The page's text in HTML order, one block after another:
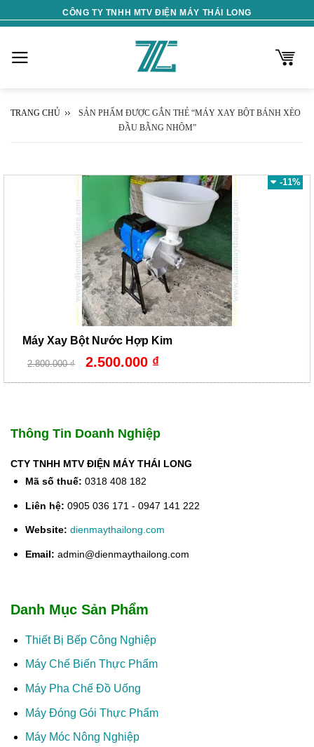
to
CÔNG TY TNHH MTV ĐIỆN MÁY THÁI LONG
TRANG CHỦ
SẢN PHẨM ĐƯỢC GẮN THẺ “MÁY XAY BỘT BÁNH XÈO
ĐẦU BẰNG NHÔM”
-11%
Máy Xay Bột Nước Hợp Kim
2.800.000₫
Giá
gốc
2.800.000 ₫.
2.500.000 ₫Giá
hiện
là:
Thông Tin Doanh Nghiệp
CTY TNHH MTV ĐIỆN MÁY THÁI LONG
Mã số thuế: 0318 408 182
Liên hệ: 0905 036 171 - 0947 141 222
Website: dienmaythailong.com
Email: admin@dienmaythailong.com
Danh Mục Sản Phẩm
Thiết Bị Bếp Công Nghiệp
Máy Chế Biến Thực Phẩm
Máy Pha Chế Đồ Uống
Máy Đóng Gói Thực Phẩm
Máy Móc Nông Nghiệp